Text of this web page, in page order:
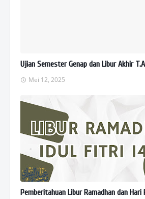
Ujian Semester Genap dan Libur Akhir
Mei 12, 2025
Pemberitahuan Libur Ramadhan dan Hari